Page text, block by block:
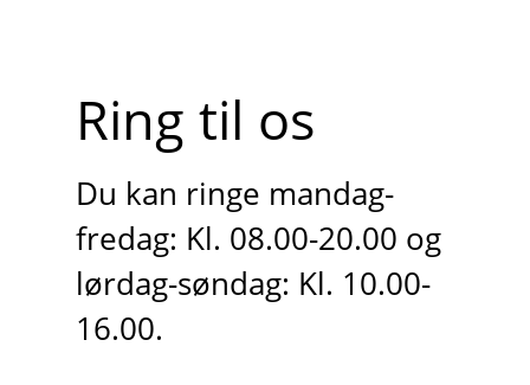
Ring til os
Du kan ringe mandag-
fredag: Kl. 08.00-20.00 og
lørdag-søndag: Kl. 10.00-
16.00.